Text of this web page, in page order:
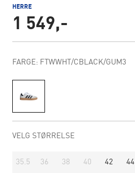
HERRE
1 549,-
FARGE: FTWWHT/CBLACK/GUM3
VELG STØRRELSE
35.5 36 38 40 42 44